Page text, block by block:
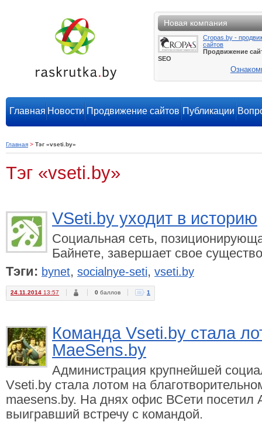
Новая компания
Cropas.by -
сайтов
Продвижение
SEO
Главная Новости Продвижение сайтов Публикации
Главная > Тэг «vseti.by»
Тэг «vseti.by»
VSeti.by уходит в историю
Социальная сеть,
Байнете, завершает свое
Тэги: bynet, socialnye-seti, vseti.by
24.11.2014 13:57 0 баллов 1
Команда Vseti.by стала
MaeSens.by
Администрация крупнейшей
Vseti.by стала лотом на
maesens.by. На днях офис ВСети посетил
выигравший встречу с командой.